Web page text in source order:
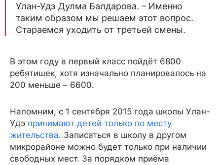
Улан-Удэ Дулма Балдарова. – Именно
таким образом мы решаем этот вопрос.
Стараемся уходить от третьей смены.
В этом году в первый класс пойдёт 6800
ребятишек, хотя изначально планировалось на
200 меньше – 6600.
Напомним, с 1 сентября 2015 года школы Улан-
Удэ принимают детей только по месту
жительства. Записаться в школу в другом
микрорайоне можно будет только при наличии
свободных мест. За порядком приёма